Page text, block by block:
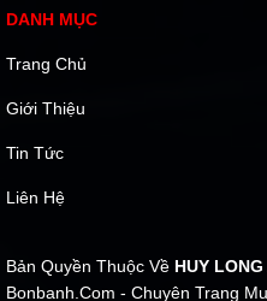
DANH MỤC
Trang Chủ
Giới Thiệu
Tin Tức
Liên Hệ
Bản Quyền Thuộc Về HUY
Bonbanh.com - Chuyên Trang